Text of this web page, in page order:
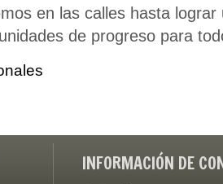
en las calles hasta
de progreso para
INFORMACIÓN DE